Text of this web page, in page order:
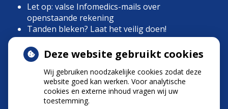
Let op: valse Infomedics-mails over
openstaande rekening
Tanden bleken? Laat het veilig doen!
Gezond tandvlees: de basis voor een gezonde
mond
Naar de tandarts in het buitenland? Wees op je
hoede!
(Mond)zorgkosten gemaakt in 2025? Check of
die aftrekbaar zijn
Deze website gebruikt cookies
Wij gebruiken noodzakelijke cookies zodat deze
website goed kan werken. Voor analytische
cookies en externe inhoud vragen wij uw
toestemming.